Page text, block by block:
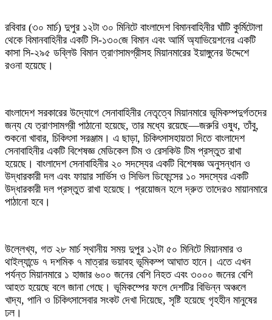
রবিবার (৩০ মার্চ) দুপুর ১২টা ৩০ মিনিটে বাংলাদেশ বিমানবাহিনীর ঘাঁটি কুর্মিটোলা
থেকে বিমানবাহিনীর একটি সি-১৩০জে বিমান এবং আর্মি অ্যাভিয়েশনের একটি
কাসা সি-২৯৫ ডব্লিউ বিমান ত্রাণসামগ্রীসহ মিয়ানমারের ইয়াঙ্গুনের উদ্দেশে
রওনা হয়েছে।
বাংলাদেশ সরকারের উদ্যোগে সেনাবাহিনীর নেতৃত্বে মিয়ানমারে ভূমিকম্পদুর্গতদের
জন্য যে ত্রাণসামগ্রী পাঠানো হয়েছে, তার মধ্যে রয়েছে—জরুরি ওষুধ, তাঁবু,
শুকনো খাবার, চিকিৎসা সরঞ্জাম। এ ছাড়া, চিকিৎসাসহায়তা দিতে বাংলাদেশ
সেনাবাহিনীর একটি বিশেষজ্ঞ মেডিকেল টিম ও রেসকিউ টিম প্রস্তুত রাখা
হয়েছে। বাংলাদেশ সেনাবাহিনীর ২০ সদস্যের একটি বিশেষজ্ঞ অনুসন্ধান ও
উদ্ধারকারী দল এবং ফায়ার সার্ভিস ও সিভিল ডিফেন্সের ১০ সদস্যের একটি
উদ্ধারকারী দল প্রস্তুত রাখা হয়েছে। প্রয়োজন হলে দ্রুত তাদেরও মায়ানমারে
পাঠানো হবে।
উল্লেখ্য, গত ২৮ মার্চ স্থানীয় সময় দুপুর ১২টা ৫০ মিনিটে মিয়ানমার ও
থাইল্যান্ডে ৭ দশমিক ৭ মাত্রার ভয়াবহ ভূমিকম্প আঘাত হানে। এতে এখন
পর্যন্ত মিয়ানমারে ১ হাজার ৬০০ জনের বেশি নিহত এবং ৩০০০ জনের বেশি
আহত হয়েছে বলে জানা গেছে। ভূমিকম্পের ফলে দেশটির বিভিন্ন অঞ্চলে
খাদ্য, পানি ও চিকিৎসাসেবার সংকট দেখা দিয়েছে, সৃষ্টি হয়েছে গৃহহীন মানুষের
ঢল।